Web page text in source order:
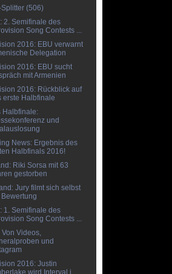
Splitter (506)
2. Semifinale des
Song Contests ...
2016: EBU verwarnt
Delegation
2016: EBU sucht
mit Armenien
2016: Rückblick auf
erste Halbfinale
Halbfinale:
und
News: Ergebnis des
Halbfinals 2016!
Riki Sorsa mit 63
gestorben
Jury filmt sich selbst
Bewertung
1. Semifinale des
Song Contests ...
Von Videos,
und
2016: Justin
wird Interval i...